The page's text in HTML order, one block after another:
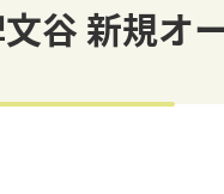
谷 新規オ